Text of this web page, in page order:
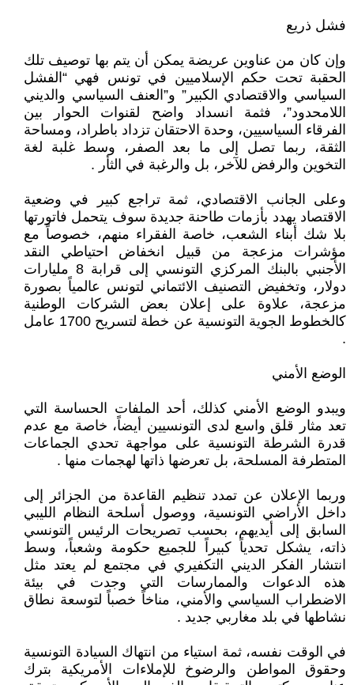
فشل ذريع
وإن كان من عناوين عريضة يمكن أن يتم بها توصيف تلك
الحقبة تحت حكم الإسلاميين في تونس فهي “الفشل
السياسي والاقتصادي الكبير” و”العنف السياسي والديني
اللامحدود”، فثمة انسداد واضح لقنوات الحوار بين
الفرقاء السياسيين، وحدة الاحتقان تزداد باطراد، ومساحة
الثقة، ربما تصل إلى ما بعد الصفر، وسط غلبة لغة
التخوين والرفض للآخر، بل والرغبة في الثأر .
وعلى الجانب الاقتصادي، ثمة تراجع كبير في وضعية
الاقتصاد يهدد بأزمات طاحنة جديدة سوف يتحمل فاتورتها
بلا شك أبناء الشعب، خاصة الفقراء منهم، خصوصاً مع
مؤشرات مزعجة من قبيل انخفاض احتياطي النقد
الأجنبي بالبنك المركزي التونسي إلى قرابة 8 مليارات
دولار، وتخفيض التصنيف الائتماني لتونس عالمياً بصورة
مزعجة، علاوة على إعلان بعض الشركات الوطنية
كالخطوط الجوية التونسية عن خطة لتسريح 1700 عامل
.
الوضع الأمني
ويبدو الوضع الأمني كذلك، أحد الملفات الحساسة التي
تعد مثار قلق واسع لدى التونسيين أيضاً، خاصة مع عدم
قدرة الشرطة التونسية على مواجهة تحدي الجماعات
المتطرفة المسلحة، بل تعرضها ذاتها لهجمات منها .
وربما الإعلان عن تمدد تنظيم القاعدة من الجزائر إلى
داخل الأراضي التونسية، ووصول أسلحة النظام الليبي
السابق إلى أيديهم، بحسب تصريحات الرئيس التونسي
ذاته، يشكل تحدياً كبيراً للجميع حكومة وشعباً، وسط
انتشار الفكر الديني التكفيري في مجتمع لم يعتد مثل
هذه الدعوات والممارسات التي وجدت في بيئة
الاضطراب السياسي والأمني، مناخاً خصباً لتوسعة نطاق
نشاطها في بلد مغاربي جديد .
في الوقت نفسه، ثمة استياء من انتهاك السيادة التونسية
وحقوق المواطن والرضوخ للإملاءات الأمريكية بترك